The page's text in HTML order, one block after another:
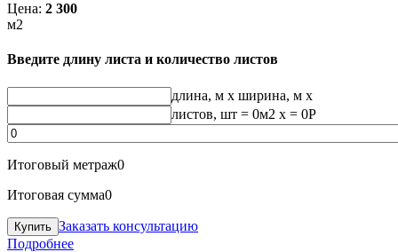
Цена: 2 300
м2
Введите длину листа и количество листов
длина, м x ширина, м x
листов, шт = 0м2 x = 0Р
Итоговый метраж0
Итоговая сумма0
Заказать консультацию
Подробнее